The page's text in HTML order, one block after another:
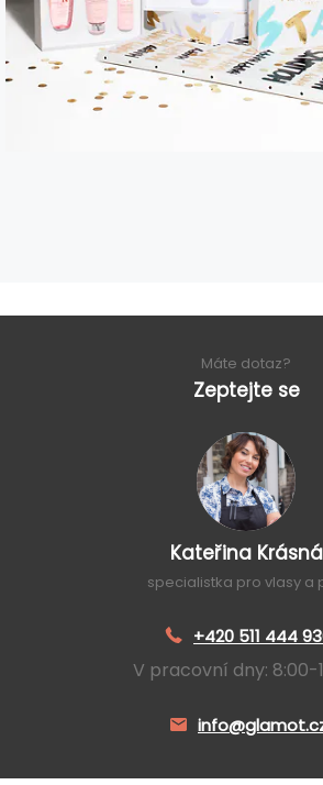
Máte dotaz?
Zeptejte se
Kateřina Krásná
specialistka pro vlasy a
+420 511 444
V pracovní dny: 8:00-